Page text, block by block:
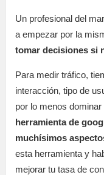
Un profesional del
a empezar por la
tomar decisiones si
Para medir tráfico,
interacción, tipo de
por lo menos
herramienta de
muchísimos
esta herramienta y
mejorar tu tasa de